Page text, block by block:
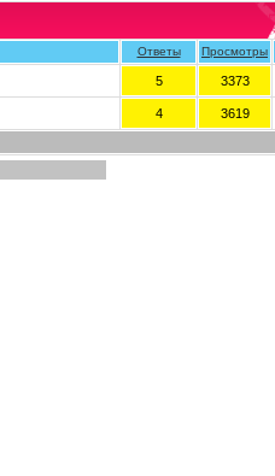
Ответы Просмотры
5 3373
4 3619